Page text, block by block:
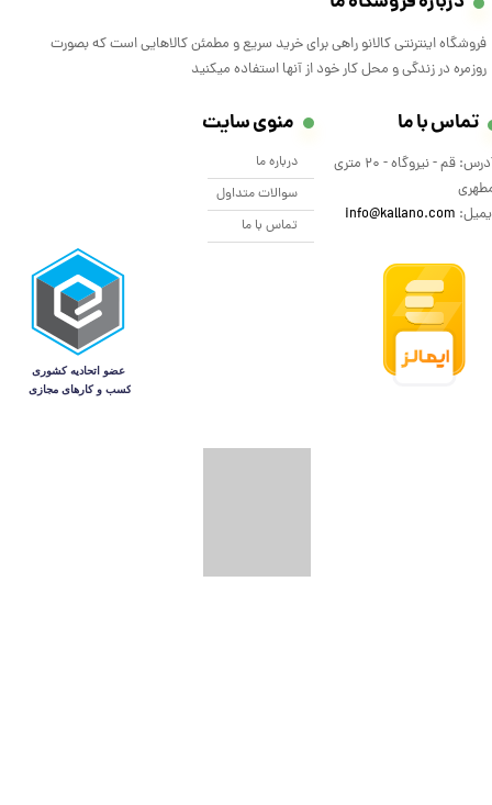
فروشگاه اینترنتی کالانو راهی برای خرید سریع و مطمئن کالاهایی است که بصورت
روزمره در زندگی و محل کار خود از آنها استفاده میکنید
تماس با ما
آدرس: قم - نیروگاه - 20 متری
info@kallano.com​​​​​​​
منوی سایت
درباره ما
سوالات متداول
تماس با ما